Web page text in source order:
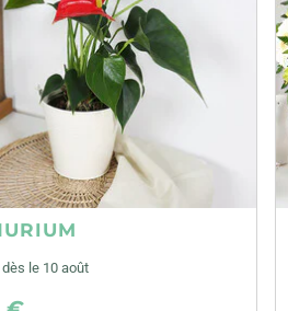
le 10 août